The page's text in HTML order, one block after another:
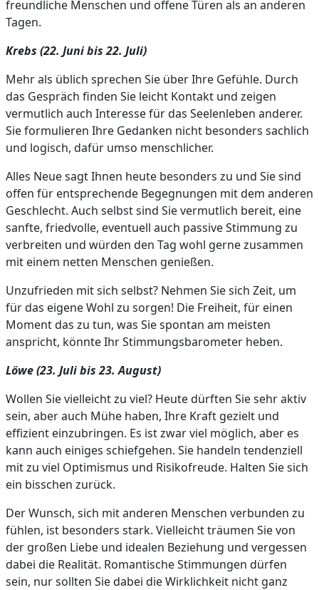
freundliche Menschen und offene Türen als an anderen
Tagen.
Krebs (22. Juni bis 22. Juli)
Mehr als üblich sprechen Sie über Ihre Gefühle. Durch
das Gespräch finden Sie leicht Kontakt und zeigen
vermutlich auch Interesse für das Seelenleben anderer.
Sie formulieren Ihre Gedanken nicht besonders sachlich
und logisch, dafür umso menschlicher.
Alles Neue sagt Ihnen heute besonders zu und Sie sind
offen für entsprechende Begegnungen mit dem anderen
Geschlecht. Auch selbst sind Sie vermutlich bereit, eine
sanfte, friedvolle, eventuell auch passive Stimmung zu
verbreiten und würden den Tag wohl gerne zusammen
mit einem netten Menschen genießen.
Unzufrieden mit sich selbst? Nehmen Sie sich Zeit, um
für das eigene Wohl zu sorgen! Die Freiheit, für einen
Moment das zu tun, was Sie spontan am meisten
anspricht, könnte Ihr Stimmungsbarometer heben.
Löwe (23. Juli bis 23. August)
Wollen Sie vielleicht zu viel? Heute dürften Sie sehr aktiv
sein, aber auch Mühe haben, Ihre Kraft gezielt und
effizient einzubringen. Es ist zwar viel möglich, aber es
kann auch einiges schiefgehen. Sie handeln tendenziell
mit zu viel Optimismus und Risikofreude. Halten Sie sich
ein bisschen zurück.
Der Wunsch, sich mit anderen Menschen verbunden zu
fühlen, ist besonders stark. Vielleicht träumen Sie von
der großen Liebe und idealen Beziehung und vergessen
dabei die Realität. Romantische Stimmungen dürfen
sein, nur sollten Sie dabei die Wirklichkeit nicht ganz